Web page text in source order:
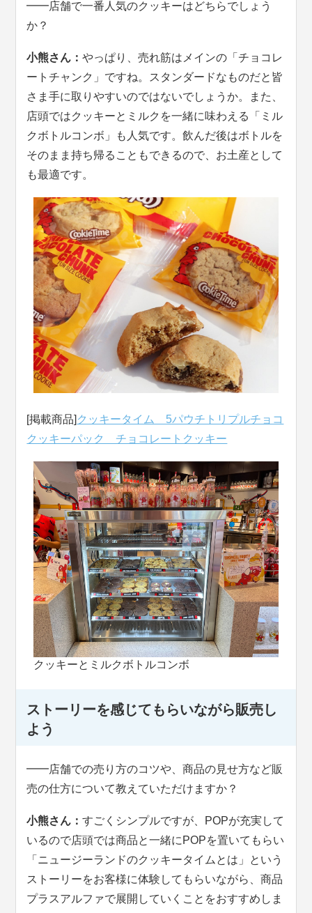
━━店舗で一番人気のクッキーはどちらでしょう
か？
小熊さん：やっぱり、売れ筋はメインの「チョコレ
ートチャンク」ですね。スタンダードなものだと皆
さま手に取りやすいのではないでしょうか。また、
店頭ではクッキーとミルクを一緒に味わえる「ミル
クボトルコンボ」も人気です。飲んだ後はボトルを
そのまま持ち帰ることもできるので、お土産として
も最適です。
[掲載商品] クッキータイム 5パウチトリプルチョコ
クッキーパック チョコレートクッキー
クッキーとミルクボトルコンボ
ストーリーを感じてもらいながら販売し
よう
━━店舗での売り方のコツや、商品の見せ方など販
売の仕方について教えていただけますか？
小熊さん：すごくシンプルですが、POPが充実して
いるので店頭では商品と一緒にPOPを置いてもらい
「ニュージーランドのクッキータイムとは」という
ストーリーをお客様に体験してもらいながら、商品
プラスアルファで展開していくことをおすすめしま